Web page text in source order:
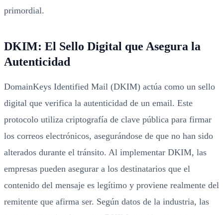
primordial.
DKIM: El Sello Digital que Asegura la
Autenticidad
DomainKeys Identified Mail (DKIM) actúa como un sello
digital que verifica la autenticidad de un email. Este
protocolo utiliza criptografía de clave pública para firmar
los correos electrónicos, asegurándose de que no han sido
alterados durante el tránsito. Al implementar DKIM, las
empresas pueden asegurar a los destinatarios que el
contenido del mensaje es legítimo y proviene realmente del
remitente que afirma ser. Según datos de la industria, las